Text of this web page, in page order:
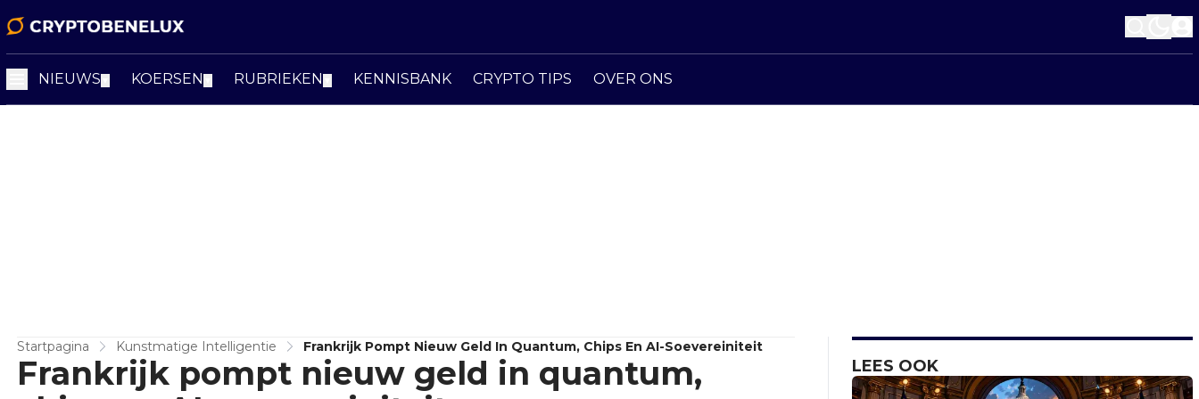
NIEUWS KOERSEN RUBRIEKEN KENNISBANK CRYPTO TIPS OVER ONS
Startpagina Kunstmatige Intelligentie Frankrijk Pompt Nieuw Geld In Quantum, Chips En AI-Soevereiniteit
Frankrijk pompt nieuw geld in quantum,
LEES OOK